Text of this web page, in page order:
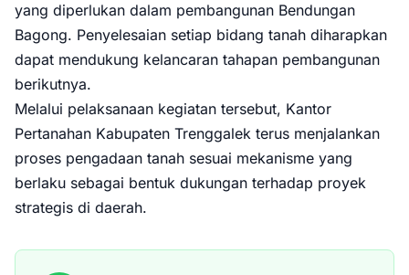
yang diperlukan dalam pembangunan Bendungan
Bagong. Penyelesaian setiap bidang tanah diharapkan
dapat mendukung kelancaran tahapan pembangunan
berikutnya.
Melalui pelaksanaan kegiatan tersebut, Kantor
Pertanahan Kabupaten Trenggalek terus menjalankan
proses pengadaan tanah sesuai mekanisme yang
berlaku sebagai bentuk dukungan terhadap proyek
strategis di daerah.